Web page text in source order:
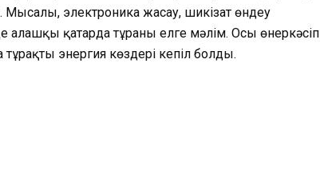
Мысалы, электроника жасау, шикізат өндеу
қатарда тұрғаны елге мәлім. Осы өнеркәсіп
энергия көздері кепіл болды.